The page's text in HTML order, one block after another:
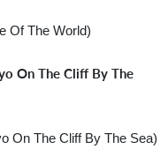
Of The World)
On The Cliff By The
On The Cliff By The Sea)